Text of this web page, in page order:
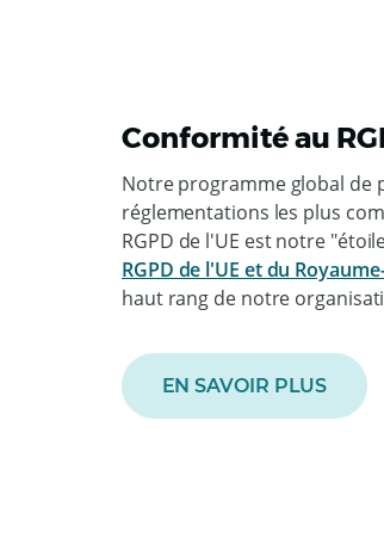
Conformité au
Notre programme global de
réglementations les plus
RGPD de l'UE est notre
RGPD de l'UE et du
haut rang de notre
EN SAVOIR PLUS